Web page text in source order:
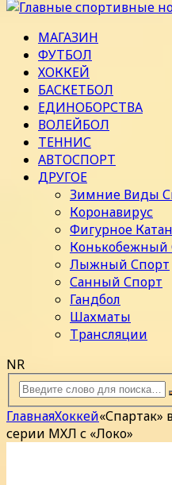
МАГАЗИН
ФУТБОЛ
ХОККЕЙ
БАСКЕТБОЛ
ЕДИНОБОРСТВА
ВОЛЕЙБОЛ
ТЕННИС
АВТОСПОРТ
ДРУГОЕ
Зимние Виды
Коронавирус
Фигурное
Конькобежный
Лыжный Спорт
Санный Спорт
Гандбол
Шахматы
Трансляции
NR
ГлавнаяХоккей
серии МХЛ с «Локо»